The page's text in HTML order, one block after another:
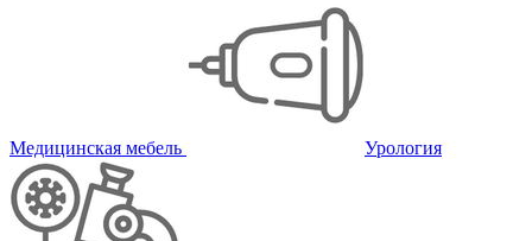
Медицинская мебель Урология